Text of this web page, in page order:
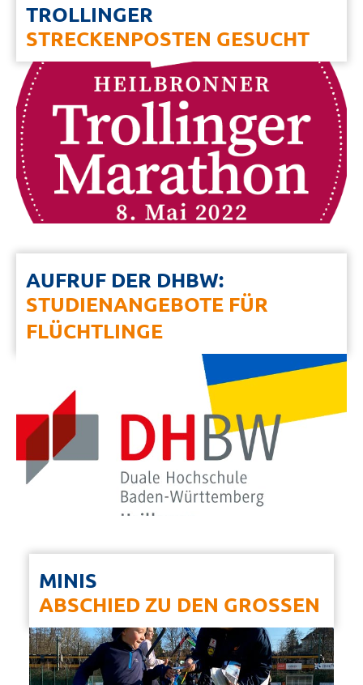
TROLLINGER
STRECKENPOSTEN GESUCHT
AUFRUF DER DHBW:
STUDIENANGEBOTE FÜR
FLÜCHTLINGE
MINIS
ABSCHIED ZU DEN GROSSEN